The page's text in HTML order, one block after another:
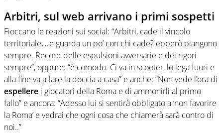
Arbitri, sul web arrivano i primi sospetti
Fioccano le reazioni sui social: “Arbitri, cade il vincolo
territoriale…e guarda un po’ con chi cade? epperò piangono
sempre. Record delle espulsioni avversarie e dei rigori
sempre”, oppure: “è comodo. Ci va in scooter, lo lega fuori e
alla fine va a fare la doccia a casa” e anche: “Non vede l’ora di
espellere i giocatori della Roma e di ammonirli al primo
fallo” e ancora: “Adesso lui si sentirà obbligato a ‘non favorire
la Roma’ e vedrai che ogni cosa che chiamerà sarà contro di
noi..”